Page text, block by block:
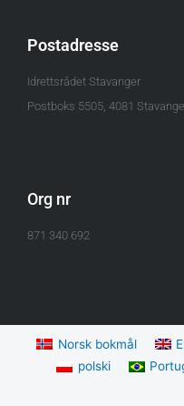
Postadresse
Idrettsrådet Stavanger
Postboks 5505, 4081
Org nr
871 340 692
Norsk bokmål
polski